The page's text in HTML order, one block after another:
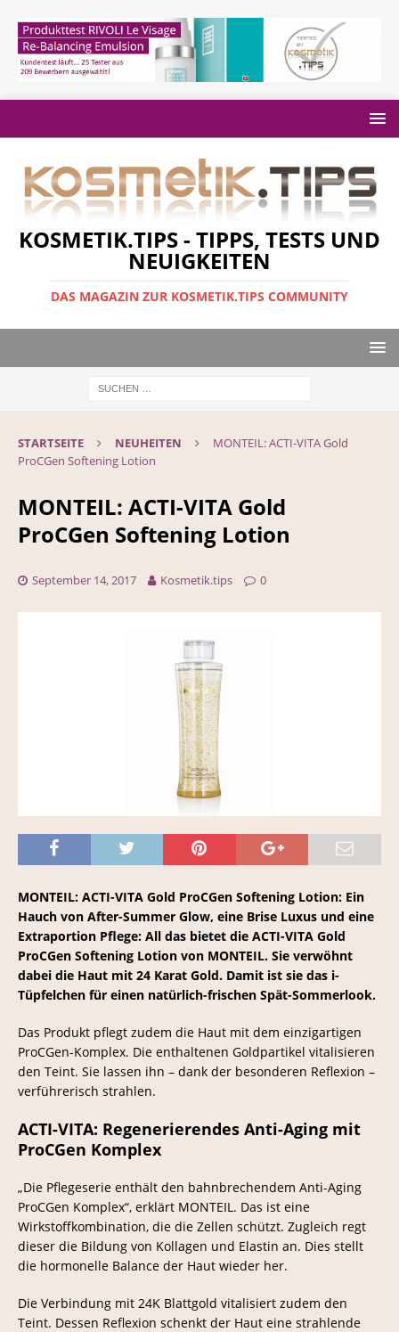
KOSMETIK.TIPS - TIPPS, TESTS UND
NEUIGKEITEN
DAS MAGAZIN ZUR KOSMETIK.TIPS COMMUNITY
STARTSEITE NEUHEITEN
MONTEIL: ACTI-VITA Gold
ProCGen Softening Lotion
MONTEIL: ACTI-VITA Gold
ProCGen Softening Lotion
September 14, 2017 Kosmetik.tips 0
MONTEIL: ACTI-VITA Gold ProCGen Softening Lotion: Ein
Hauch von After-Summer Glow, eine Brise Luxus und eine
Extraportion Pflege: All das bietet die ACTI-VITA Gold
ProCGen Softening Lotion von MONTEIL. Sie verwöhnt
dabei die Haut mit 24 Karat Gold. Damit ist sie das i-
Tüpfelchen für einen natürlich-frischen Spät-Sommerlook.
Das Produkt pflegt zudem die Haut mit dem einzigartigen
ProCGen-Komplex. Die enthaltenen Goldpartikel vitalisieren
den Teint. Sie lassen ihn – dank der besonderen Reflexion –
verführerisch strahlen.
ACTI-VITA: Regenerierendes Anti-Aging mit
ProCGen Komplex
„Die Pflegeserie enthält den bahnbrechendem Anti-Aging
ProCGen Komplex“, erklärt MONTEIL. Das ist eine
Wirkstoffkombination, die die Zellen schützt. Zugleich regt
dieser die Bildung von Kollagen und Elastin an. Dies stellt
die hormonelle Balance der Haut wieder her.
Die Verbindung mit 24K Blattgold vitalisiert zudem den
Teint. Dessen Reflexion schenkt der Haut eine strahlende